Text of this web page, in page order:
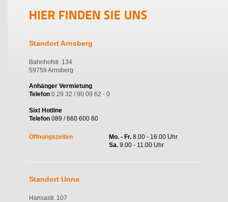
Standort Arnsberg
Bahnhofstr. 134
59759 Arnsberg
Anhänger Vermietung
Telefon 0 29 32 / 90 09 62 - 0
Sixt Hotline
Telefon 089 / 660 600 60
Öffnungszeiten Mo. - Fr. 8.00 - 16.00 Uhr
Sa. 9.00 - 11.00 Uhr
Standort Unna
Hansastr. 107